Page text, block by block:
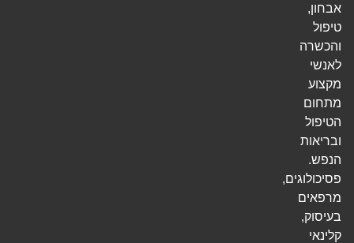
אבחון,
טיפול
והכשרה
לאנשי
מקצוע
מתחום
הטיפול
ובריאות
הנפש.
פסיכולוגים,
מרפאים
בעיסוק,
קלינאי